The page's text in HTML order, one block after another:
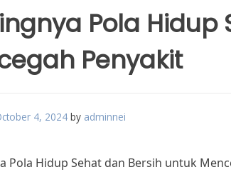
Pola
Penyakit
4, 2024 by adminnei
Pola Hidup Sehat dan Bersih untuk